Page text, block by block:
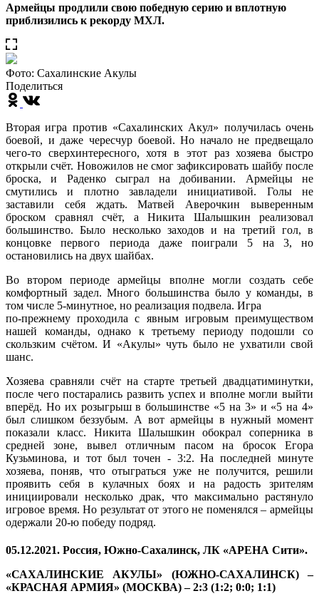
Армейцы продлили свою победную серию и вплотную
приблизились к рекорду МХЛ.
Фото: Сахалинские Акулы
Поделиться
Вторая игра против «Сахалинских Акул» получилась очень
боевой, и даже чересчур боевой. Но начало не предвещало
чего-то сверхинтересного, хотя в этот раз хозяева быстро
открыли счёт. Новожилов не смог зафиксировать шайбу после
броска, и Раденко сыграл на добивании. Армейцы не
смутились и плотно завладели инициативой. Голы не
заставили себя ждать. Матвей Аверочкин выверенным
броском сравнял счёт, а Никита Шалышкин реализовал
большинство. Было несколько заходов и на третий гол, в
концовке первого периода даже поиграли 5 на 3, но
остановились на двух шайбах.
Во втором периоде армейцы вполне могли создать себе
комфортный задел. Много большинства было у команды, в
том числе 5-минутное, но реализация подвела. Игра
по-прежнему проходила с явным игровым преимуществом
нашей команды, однако к третьему периоду подошли со
скользким счётом. И «Акулы» чуть было не ухватили свой
шанс.
Хозяева сравняли счёт на старте третьей двадцатиминутки,
после чего постарались развить успех и вполне могли выйти
вперёд. Но их розыгрыш в большинстве «5 на 3» и «5 на 4»
был слишком беззубым. А вот армейцы в нужный момент
показали класс. Никита Шалышкин обокрал соперника в
средней зоне, вывел отличным пасом на бросок Егора
Кузьминова, и тот был точен - 3:2. На последней минуте
хозяева, поняв, что отыграться уже не получится, решили
проявить себя в кулачных боях и на радость зрителям
инициировали несколько драк, что максимально растянуло
игровое время. Но результат от этого не поменялся – армейцы
одержали 20-ю победу подряд.
05.12.2021. Россия, Южно-Сахалинск, ЛК «АРЕНА Сити».
«САХАЛИНСКИЕ АКУЛЫ» (ЮЖНО-САХАЛИНСК) –
«КРАСНАЯ АРМИЯ» (МОСКВА) – 2:3 (1:2; 0:0; 1:1)